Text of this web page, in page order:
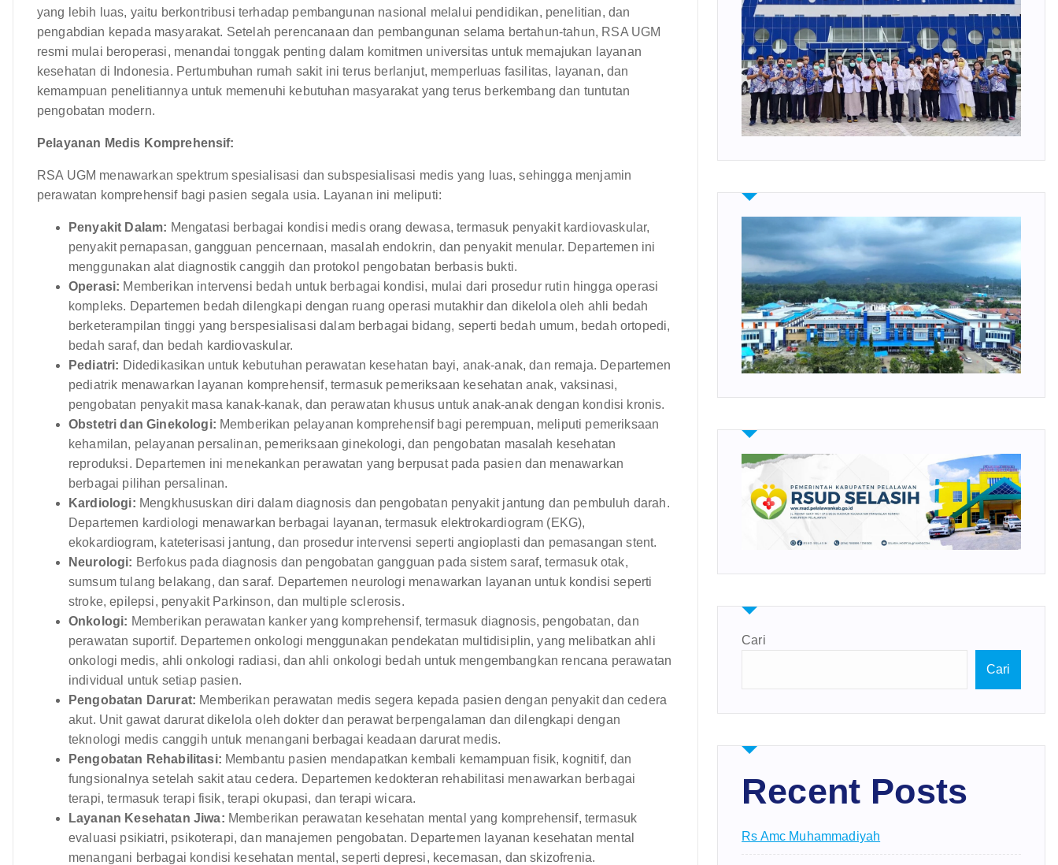
yang lebih luas, yaitu berkontribusi terhadap pembangunan nasional melalui pendidikan, penelitian, dan
pengabdian kepada masyarakat. Setelah perencanaan dan pembangunan selama bertahun-tahun, RSA UGM
resmi mulai beroperasi, menandai tonggak penting dalam komitmen universitas untuk memajukan layanan
kesehatan di Indonesia. Pertumbuhan rumah sakit ini terus berlanjut, memperluas fasilitas, layanan, dan
kemampuan penelitiannya untuk memenuhi kebutuhan masyarakat yang terus berkembang dan tuntutan
pengobatan modern.
Pelayanan Medis Komprehensif:
RSA UGM menawarkan spektrum spesialisasi dan subspesialisasi medis yang luas, sehingga menjamin
perawatan komprehensif bagi pasien segala usia. Layanan ini meliputi:
Penyakit Dalam: Mengatasi berbagai kondisi medis orang dewasa, termasuk penyakit kardiovaskular,
penyakit pernapasan, gangguan pencernaan, masalah endokrin, dan penyakit menular. Departemen ini
menggunakan alat diagnostik canggih dan protokol pengobatan berbasis bukti.
Operasi: Memberikan intervensi bedah untuk berbagai kondisi, mulai dari prosedur rutin hingga operasi
kompleks. Departemen bedah dilengkapi dengan ruang operasi mutakhir dan dikelola oleh ahli bedah
berketerampilan tinggi yang berspesialisasi dalam berbagai bidang, seperti bedah umum, bedah ortopedi,
bedah saraf, dan bedah kardiovaskular.
Pediatri: Didedikasikan untuk kebutuhan perawatan kesehatan bayi, anak-anak, dan remaja. Departemen
pediatrik menawarkan layanan komprehensif, termasuk pemeriksaan kesehatan anak, vaksinasi,
pengobatan penyakit masa kanak-kanak, dan perawatan khusus untuk anak-anak dengan kondisi kronis.
Obstetri dan Ginekologi: Memberikan pelayanan komprehensif bagi perempuan, meliputi pemeriksaan
kehamilan, pelayanan persalinan, pemeriksaan ginekologi, dan pengobatan masalah kesehatan
reproduksi. Departemen ini menekankan perawatan yang berpusat pada pasien dan menawarkan
berbagai pilihan persalinan.
Kardiologi: Mengkhususkan diri dalam diagnosis dan pengobatan penyakit jantung dan pembuluh darah.
Departemen kardiologi menawarkan berbagai layanan, termasuk elektrokardiogram (EKG),
ekokardiogram, kateterisasi jantung, dan prosedur intervensi seperti angioplasti dan pemasangan stent.
Neurologi: Berfokus pada diagnosis dan pengobatan gangguan pada sistem saraf, termasuk otak,
sumsum tulang belakang, dan saraf. Departemen neurologi menawarkan layanan untuk kondisi seperti
stroke, epilepsi, penyakit Parkinson, dan multiple sclerosis.
Onkologi: Memberikan perawatan kanker yang komprehensif, termasuk diagnosis, pengobatan, dan
perawatan suportif. Departemen onkologi menggunakan pendekatan multidisiplin, yang melibatkan ahli
onkologi medis, ahli onkologi radiasi, dan ahli onkologi bedah untuk mengembangkan rencana perawatan
individual untuk setiap pasien.
Pengobatan Darurat: Memberikan perawatan medis segera kepada pasien dengan penyakit dan cedera
akut. Unit gawat darurat dikelola oleh dokter dan perawat berpengalaman dan dilengkapi dengan
teknologi medis canggih untuk menangani berbagai keadaan darurat medis.
Pengobatan Rehabilitasi: Membantu pasien mendapatkan kembali kemampuan fisik, kognitif, dan
fungsionalnya setelah sakit atau cedera. Departemen kedokteran rehabilitasi menawarkan berbagai
terapi, termasuk terapi fisik, terapi okupasi, dan terapi wicara.
Layanan Kesehatan Jiwa: Memberikan perawatan kesehatan mental yang komprehensif, termasuk
evaluasi psikiatri, psikoterapi, dan manajemen pengobatan. Departemen layanan kesehatan mental
menangani berbagai kondisi kesehatan mental, seperti depresi, kecemasan, dan skizofrenia.
Cari
Cari
Recent Posts
Rs Amc Muhammadiyah